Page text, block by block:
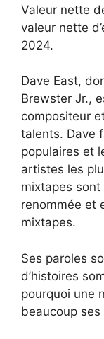
Valeur nette
valeur nette
2024.
Dave East,
Brewster Jr.,
compositeur
talents. Dave
populaires et
artistes les
mixtapes sont
renommée et
mixtapes.
Ses paroles
d’histoires
pourquoi une
beaucoup ses